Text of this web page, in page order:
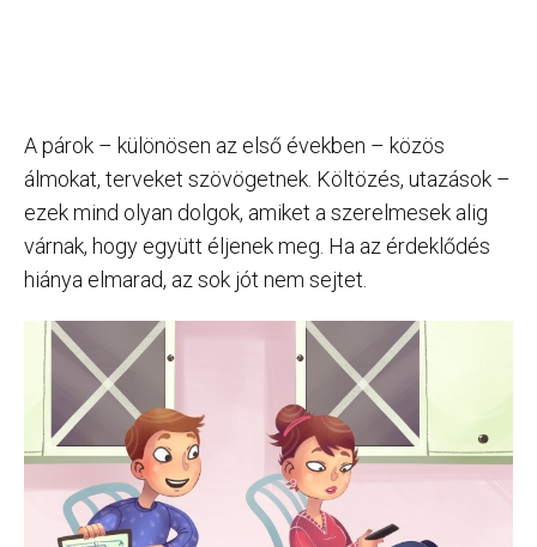
A párok – különösen az első években – közös
álmokat, terveket szövögetnek. Költözés, utazások –
ezek mind olyan dolgok, amiket a szerelmesek alig
várnak, hogy együtt éljenek meg. Ha az érdeklődés
hiánya elmarad, az sok jót nem sejtet.